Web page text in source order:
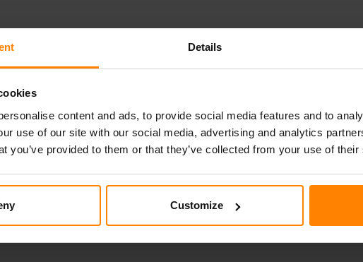
Details
content and ads, to provide social media features and to
use of our site with our social media, advertising and analytics
you’ve provided to them or that they’ve collected from your use of
Customize